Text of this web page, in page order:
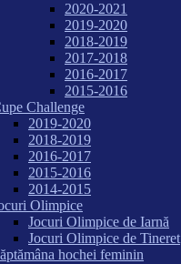
2020-2021
2019-2020
2018-2019
2017-2018
2016-2017
2015-2016
Challenge
2019-2020
2018-2019
2016-2017
2015-2016
2014-2015
Olimpice
Jocuri Olimpice de Iarnă
Jocuri Olimpice de Tineret
hochei feminin